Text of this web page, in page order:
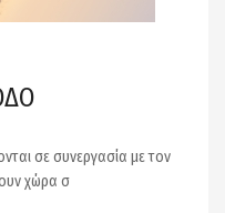
σε συνεργασία με τον
χώρα σ